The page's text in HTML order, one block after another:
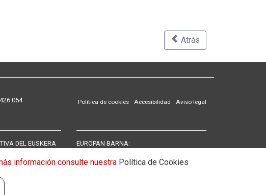
Atrás
054
Aviso legal
Accesibilidad
Política de cookies
DEL EUSKERA EUROPAN BARNA:
Carta Europea de las lenguas regionales y
información consulte nuestra Política de Cookies